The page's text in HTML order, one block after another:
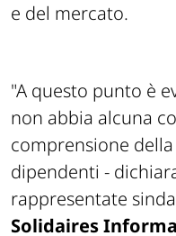
e del mercato.
"A questo punto è
non abbia alcuna
comprensione
dipendenti -
rappresentate
Solidaires